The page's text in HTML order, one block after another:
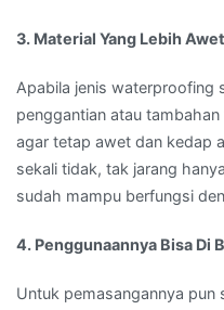
3. Material Yang Lebih Awet
Apabila jenis waterproofing
penggantian atau
agar tetap awet dan kedap
sekali tidak, tak jarang
sudah mampu berfungsi
4. Penggunaannya Bisa Di
Untuk pemasangannya